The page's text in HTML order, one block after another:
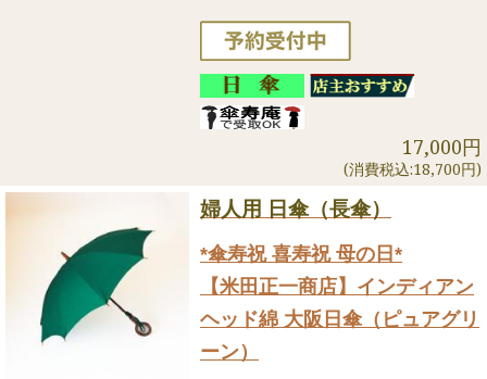
17,000円
(消費税込:18,700円)
婦人用 日傘（長傘）
*傘寿祝 喜寿祝 母の日*
【米田正一商店】インディアン
ヘッド綿 大阪日傘（ピュアグリ
ーン）